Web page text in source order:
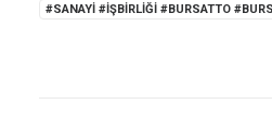
#SANAYI #IŞBIRLIĞI #BURSATTO